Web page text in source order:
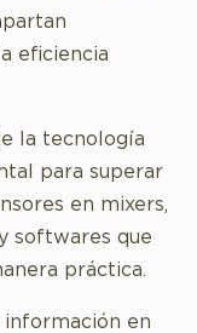
eficiencia
la tecnología
para superar
en mixers,
softwares que
práctica.
información en